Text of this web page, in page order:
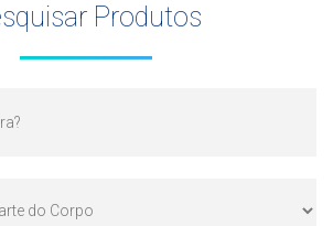
Produtos